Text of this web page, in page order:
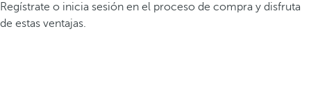
Regístrate o inicia sesión en el proceso de compra y disfruta
de estas ventajas.